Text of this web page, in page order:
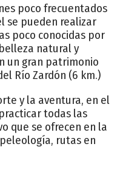
poco frecuentados
se pueden realizar
poco conocidas por
natural y
un gran patrimonio
Río Zardón (6 km.)
y la aventura, en el
todas las
que se ofrecen en la
rutas en